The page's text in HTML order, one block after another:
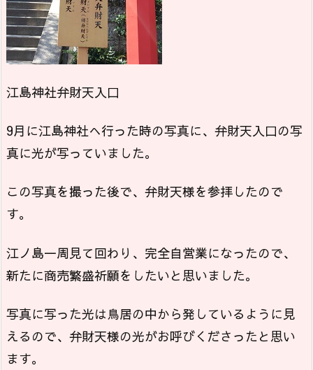
江島神社弁財天入口
9月に江島神社へ行った時の写真に、弁財天入口の写
真に光が写っていました。
この写真を撮った後で、弁財天様を参拝したので
す。
江ノ島一周見て回わり、完全自営業になったので、
新たに商売繁盛祈願をしたいと思いました。
写真に写った光は鳥居の中から発しているように見
えるので、弁財天様の光がお呼びくださったと思い
ます。